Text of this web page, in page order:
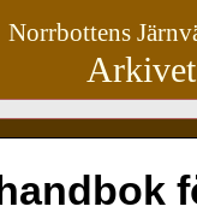
Norrbottens